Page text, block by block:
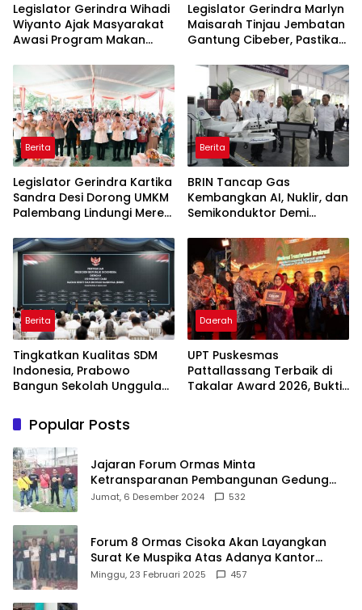
Legislator Gerindra Wihadi
Wiyanto Ajak Masyarakat
Awasi Program Makan
Sasaran
Legislator Gerindra Marlyn
Maisarah Tinjau Jembatan
Gantung Cibeber, Pastikan
Berita
Legislator Gerindra Kartika
Sandra Desi Dorong UMKM
Palembang Lindungi Merek
Berita
BRIN Tancap Gas
Kembangkan AI, Nuklir, dan
Semikonduktor Demi
Indonesia
Berita
Tingkatkan Kualitas SDM
Indonesia, Prabowo
Bangun Sekolah Unggulan
Terbaik Dunia
Daerah
UPT Puskesmas
Pattallassang Terbaik di
Takalar Award 2026, Bukti
Popular Posts
Jajaran Forum Ormas Minta
Ketransparanan Pembangunan Gedung
Damkar Di Kecamatan Cisoka
Jumat, 6 Desember 2024 532
Forum 8 Ormas Cisoka Akan Layangkan
Surat Ke Muspika Atas Adanya Kantor
Matel di Cisoka
Minggu, 23 Februari 2025 457